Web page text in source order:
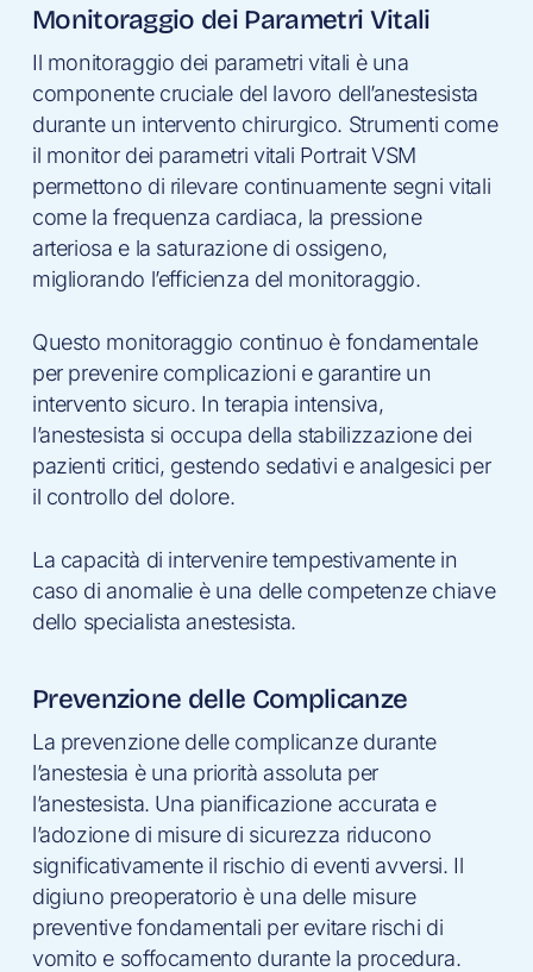
Monitoraggio dei Parametri Vitali
Il monitoraggio dei parametri vitali è una
componente cruciale del lavoro dell’anestesista
durante un intervento chirurgico. Strumenti come
il monitor dei parametri vitali Portrait VSM
permettono di rilevare continuamente segni vitali
come la frequenza cardiaca, la pressione
arteriosa e la saturazione di ossigeno,
migliorando l’efficienza del monitoraggio.
Questo monitoraggio continuo è fondamentale
per prevenire complicazioni e garantire un
intervento sicuro. In terapia intensiva,
l’anestesista si occupa della stabilizzazione dei
pazienti critici, gestendo sedativi e analgesici per
il controllo del dolore.
La capacità di intervenire tempestivamente in
caso di anomalie è una delle competenze chiave
dello specialista anestesista.
Prevenzione delle Complicanze
La prevenzione delle complicanze durante
l’anestesia è una priorità assoluta per
l’anestesista. Una pianificazione accurata e
l’adozione di misure di sicurezza riducono
significativamente il rischio di eventi avversi. Il
digiuno preoperatorio è una delle misure
preventive fondamentali per evitare rischi di
vomito e soffocamento durante la procedura.